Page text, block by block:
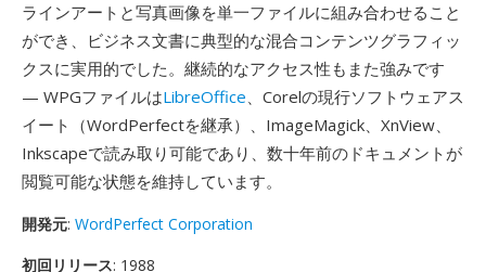
ラインアートと写真画像を単一ファイルに組み合わせること
ができ、ビジネス文書に典型的な混合コンテンツグラフィッ
クスに実用的でした。継続的なアクセス性もまた強みです
— WPGファイルはLibreOffice、Corelの現行ソフトウェアス
イート（WordPerfectを継承）、ImageMagick、XnView、
Inkscapeで読み取り可能であり、数十年前のドキュメントが
閲覧可能な状態を維持しています。
開発元: WordPerfect Corporation
初回リリース: 1988